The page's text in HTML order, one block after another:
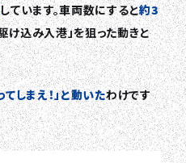
しています。車両数にすると約3
け込み入港」を狙った動きと
しまえ！」と動いたわけです